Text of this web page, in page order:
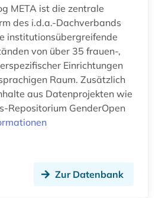
META ist die zentrale
des i.d.a.-Dachverbands
institutionsübergreifende
von über 35 frauen-,
Einrichtungen
Raum. Zusätzlich
aus Datenprojekten wie
Repositorium GenderOpen
Zur Datenbank